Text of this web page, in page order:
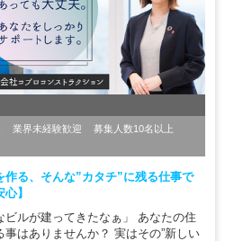
業界未経験歓迎
募集人数10名以上
る、そんな”カタチ”に残る仕事で
】
ビルが建ってきたなぁ」 あなたの住
はありませんか？ 実はその”新しい